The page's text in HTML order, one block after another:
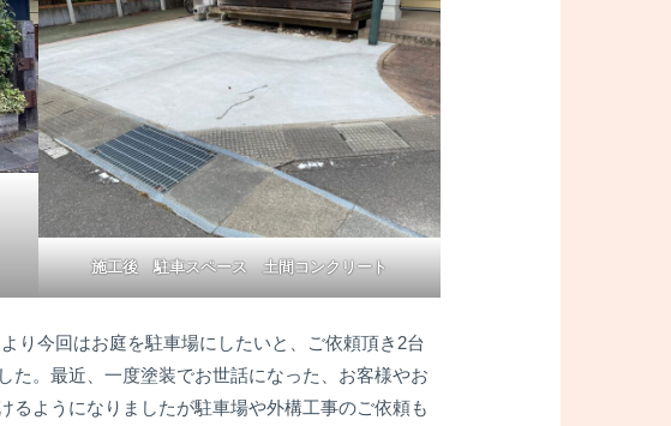
施工後 駐車スペース 土間コンクリート
り今回はお庭を駐車場にしたいと、ご依頼頂き2台
た。最近、一度塗装でお世話になった、お客様やお
るようになりましたが駐車場や外構工事のご依頼も